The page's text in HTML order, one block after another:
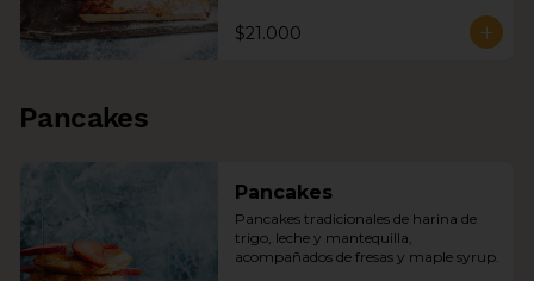
$21.000
Pancakes
Pancakes
Pancakes tradicionales de harina de
trigo, leche y mantequilla,
acompañados de fresas y maple syrup.